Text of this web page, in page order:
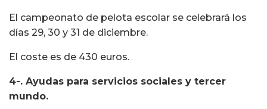
El campeonato de pelota escolar se celebrará los
días 29, 30 y 31 de diciembre.
El coste es de 430 euros.
4-. Ayudas para servicios sociales y tercer
mundo.